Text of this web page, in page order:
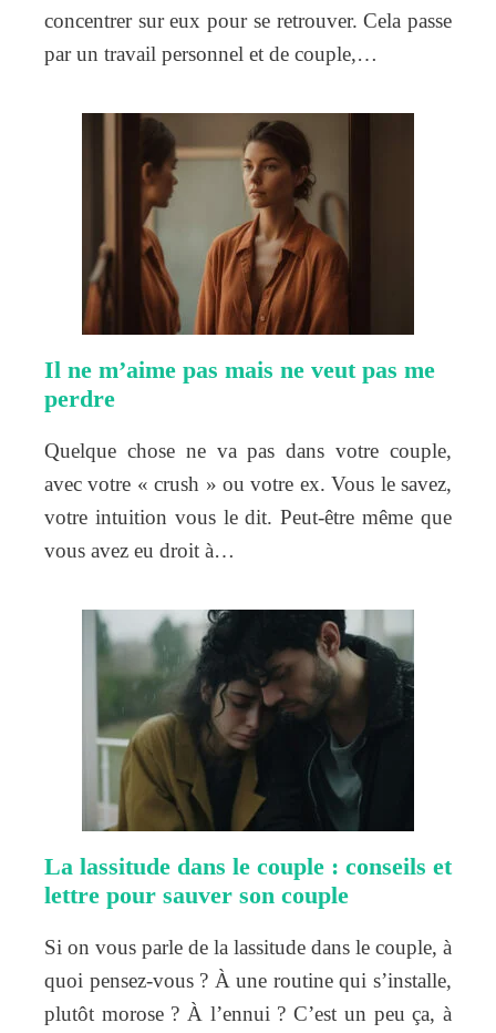
concentrer sur eux pour se retrouver. Cela passe
par un travail personnel et de couple,…
Il ne m’aime pas mais ne veut pas me
perdre
Quelque chose ne va pas dans votre couple,
avec votre « crush » ou votre ex. Vous le savez,
votre intuition vous le dit. Peut-être même que
vous avez eu droit à…
La lassitude dans le couple : conseils et
lettre pour sauver son couple
Si on vous parle de la lassitude dans le couple, à
quoi pensez-vous ? À une routine qui s’installe,
plutôt morose ? À l’ennui ? C’est un peu ça, à